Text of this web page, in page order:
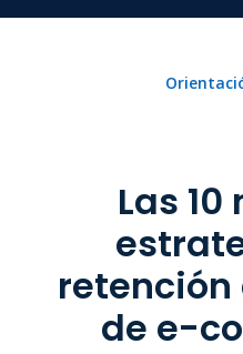
Las
de e-